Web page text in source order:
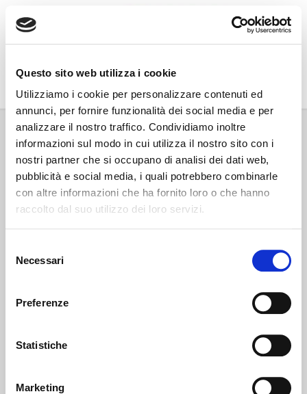
Questo sito web utilizza i cookie
Utilizziamo i cookie per personalizzare contenuti ed
annunci, per fornire funzionalità dei social media e per
analizzare il nostro traffico. Condividiamo inoltre
informazioni sul modo in cui utilizza il nostro sito con i
nostri partner che si occupano di analisi dei dati web,
pubblicità e social media, i quali potrebbero combinarle
con altre informazioni che ha fornito loro o che hanno
raccolto dal suo utilizzo dei loro servizi.
delNecessari
Preferenze
Statistiche
Marketing
Associazione Go Wine
Via Vida, 6
12051 Alba (Cn)
tel. +39 0173 364631
Codice SDI: USAL8PV
PEC gowine@legalmail.it
info@gowinet.it